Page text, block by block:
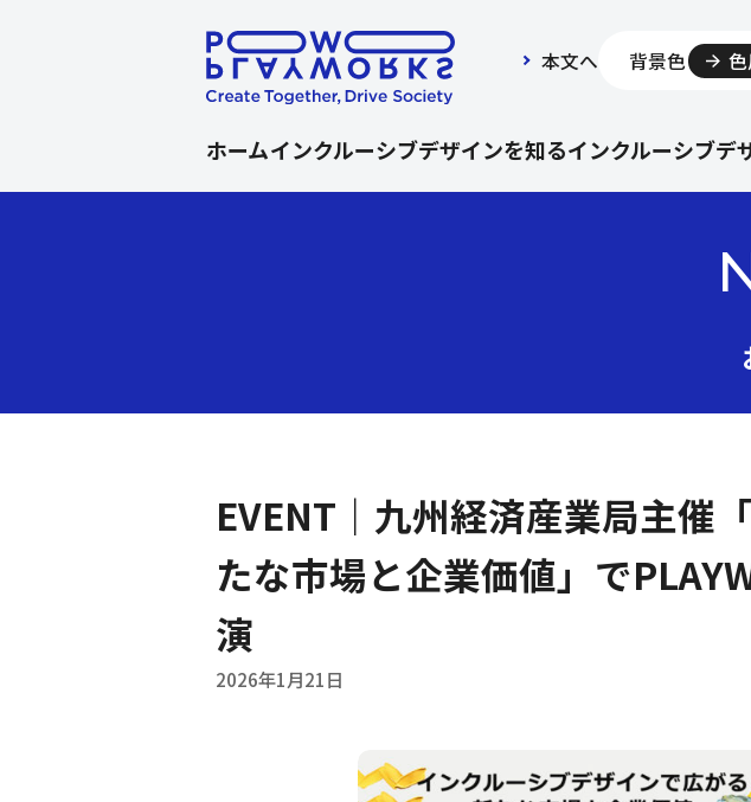
本文へ 背景色
ホームインクルーシブデザインを知るインクルーシブデ
EVENT｜九州経済産業局主催
たな市場と企業価値」で
演
2026年1月21日